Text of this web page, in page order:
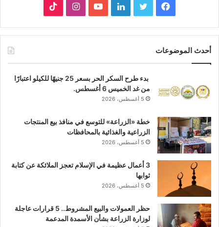
فيسبوك تويتر لينكدإنيوتيوبانستقرام
أحدث الموضوعات
بدء طرح السكر الحر بسعر 25 جنيهًا للكيلو اعتبارًا
من غد الخميس 6 أغسطس.
5 أغسطس، 2026
خطة «الزراعة» للتوسع في منافذ بيع المنتجات
الزراعية والغذائية بالمحافظات
5 أغسطس، 2026
3 أعمال عظيمة في الإسلام تعجز الملائكة عن كتابة
ثوابها
5 أغسطس، 2026
حظر العمولات والبيع المشروط.. 5 قرارات عاجلة
لوزارة الزراعة بشأن الأسمدة المدعمة